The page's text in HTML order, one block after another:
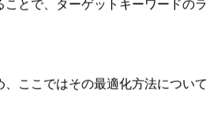
」に関連するキーワードを重点